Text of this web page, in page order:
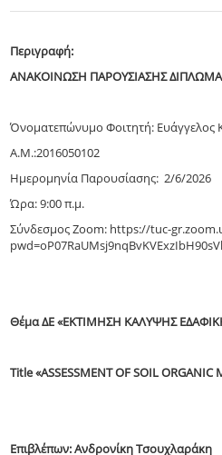
Περιγραφή:
ΑΝΑΚΟΙΝΩΣΗ ΠΑΡΟΥΣΙΑΣΗΣ
Όνοματεπώνυμο Φοιτητή: Ευάγγελος
Α.Μ.:2016050102
Ημερομηνία Παρουσίασης: 2/6/2026
Ώρα: 9:00 π.μ.
Σύνδεσμος Zoom: https://tuc-
Θέμα ΔE «ΕΚΤΙΜΗΣΗ ΚΑΛΥΨΗΣ
Title «ASSESSMENT OF SOIL ORGANIC
Επιβλέπων:Ανδρονίκη Τσουχλαράκη